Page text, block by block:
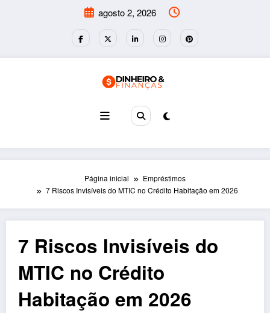
agosto 2, 2026
Página inicial
Empréstimos
7 Riscos Invisíveis do MTIC no Crédito Habitação em 2026
7 Riscos Invisíveis do
MTIC no Crédito
Habitação em 2026